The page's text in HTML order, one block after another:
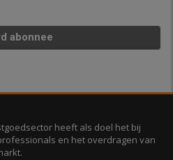
abonnee
heeft als doel het bij
en het overdragen van